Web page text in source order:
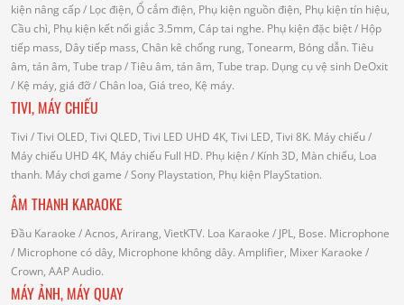
kiện nâng cấp/ Lọc điện, Ổ cắm điện, Phụ kiện nguồn điện, Phụ kiện tín hiệu,
Cầu chì, Phụ kiện kết nối giắc 3.5mm, Cáp tai nghe. Phụ kiện đặc biệt/ Hộp
tiếp mass, Dây tiếp mass, Chân kê chống rung, Tonearm, Bóng dẫn. Tiêu
âm, tán âm, Tube trap/ Tiêu âm, tán âm, Tube trap. Dụng cụ vệ sinh DeOxit
/ Kệ máy, giá đỡ/ Chân loa, Giá treo, Kệ máy.
TIVI, MÁY CHIẾU
Tivi / Tivi OLED, Tivi QLED, Tivi LED UHD 4K, Tivi LED, Tivi 8K. Máy chiếu/
Máy chiếu UHD 4K, Máy chiếu Full HD. Phụ kiện/ Kính 3D, Màn chiếu, Loa
thanh. Máy chơi game / Sony Playstation, Phụ kiện PlayStation.
ÂM THANH KARAOKE
Đầu Karaoke / Acnos, Arirang, VietKTV. Loa Karaoke / JPL, Bose. Microphone
/ Microphone có dây, Microphone không dây. Amplifier, Mixer Karaoke /
Crown, AAP Audio.
MÁY ẢNH, MÁY QUAY